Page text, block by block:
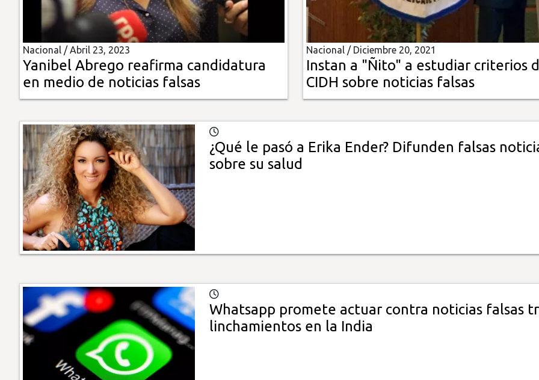
Insólitas
Multimedia
Impreso
Nacional /Abril 23, 2023
Yanibel Abrego reafirma candidatura
en medio de noticias falsas
Nacional / Diciembre 20, 2021
Instan a "Ñito" a estudiar criterios
CIDH sobre noticias falsas
¿Qué le pasó a Erika Ender? Difunden falsas
sobre su salud
Whatsapp promete actuar contra noticias falsas
linchamientos en la India